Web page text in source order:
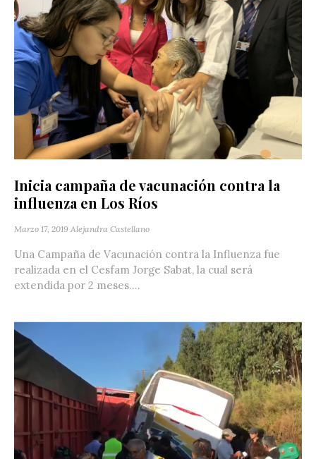
Inicia campaña de vacunación contra la
influenza en Los Ríos
Marzo 17, 2019 Alejandra Castellano
Una Campaña de Vacunación contra la Influenza fue
realizada en el Cesfam Jorge Sabat, la cual será
extendida por 2 meses....